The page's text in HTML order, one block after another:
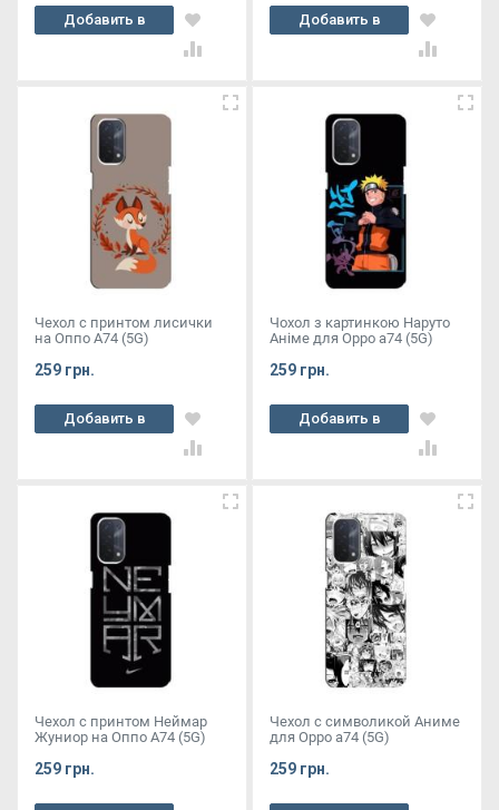
Добавить в
корзину
Добавить в
корзину
Чехол с принтом лисички
на Оппо А74 (5G)
259 грн.
Добавить в
корзину
Чохол з картинкою Наруто
Аніме для Oppo a74 (5G)
259 грн.
Добавить в
корзину
Чехол с принтом Неймар
Жуниор на Оппо А74 (5G)
259 грн.
Чехол с символикой Аниме
для Oppo a74 (5G)
259 грн.